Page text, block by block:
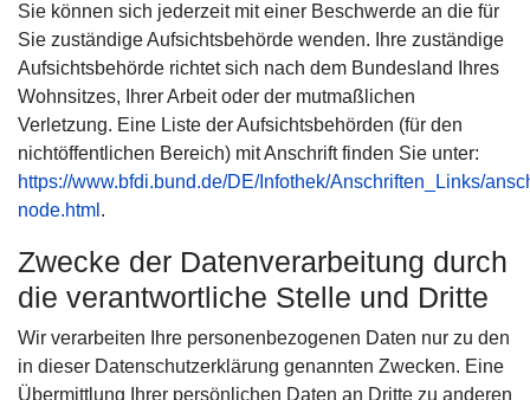
Sie können sich jederzeit mit einer Beschwerde an die für
Sie zuständige Aufsichtsbehörde wenden. Ihre zuständige
Aufsichtsbehörde richtet sich nach dem Bundesland Ihres
Wohnsitzes, Ihrer Arbeit oder der mutmaßlichen
Verletzung. Eine Liste der Aufsichtsbehörden (für den
nichtöffentlichen Bereich) mit Anschrift finden Sie unter:
https://www.bfdi.bund.de/DE/Infothek/Anschriften_Links/
node.html .
Zwecke der Datenverarbeitung durch
die verantwortliche Stelle und Dritte
Wir verarbeiten Ihre personenbezogenen Daten nur zu den
in dieser Datenschutzerklärung genannten Zwecken. Eine
Übermittlung Ihrer persönlichen Daten an Dritte zu anderen